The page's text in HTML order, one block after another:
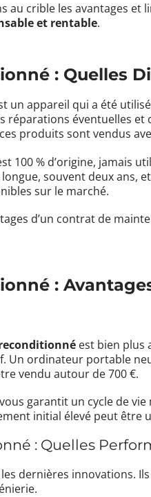
au crible les avantages
et rentable.
: Quelles
un appareil qui a été
réparations éventuelles
produits sont vendus
100 % d’origine, jamais
souvent deux ans,
sur le marché.
d’un contrat de
:
est bien plus
Un ordinateur portable
vendu autour de 700 €.
garantit un cycle de
initial élevé peut
: Quelles
dernières innovations.